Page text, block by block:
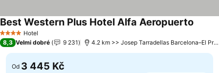
4 Počet hvězdiček
Hotel
Best Western Plus Hotel Alfa Aeropuerto
8,3 Velmi dobré 9 231 4.2 km >> Josep Tarradellas Barcelona–El Prat Airport
Od 3 445 Kč